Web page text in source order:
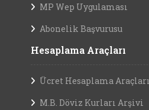
MP Wep Uygulaması
Abonelik Başvurusu
Hesaplama Araçları
Ücret Hesaplama Araçları
M.B. Döviz Kurları Arşivi